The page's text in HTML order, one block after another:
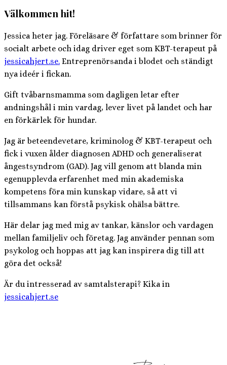
Välkommen hit!
Jessica heter jag. Föreläsare & författare som brinner för
socialt arbete och idag driver eget som KBT-terapeut på
jessicahjert.se. Entreprenörsanda i blodet och ständigt
nya ideér i fickan.
Gift tvåbarnsmamma som dagligen letar efter
andningshål i min vardag, lever livet på landet och har
en förkärlek för hundar.
Jag är beteendevetare, kriminolog & KBT-terapeut och
fick i vuxen ålder diagnosen ADHD och generaliserat
ångestsyndrom (GAD). Jag vill genom att blanda min
egenupplevda erfarenhet med min akademiska
kompetens föra min kunskap vidare, så att vi
tillsammans kan förstå psykisk ohälsa bättre.
Här delar jag med mig av tankar, känslor och vardagen
mellan familjeliv och företag. Jag använder pennan som
psykolog och hoppas att jag kan inspirera dig till att
göra det också!
Är du intresserad av samtalsterapi? Kika in
jessicahjert.se